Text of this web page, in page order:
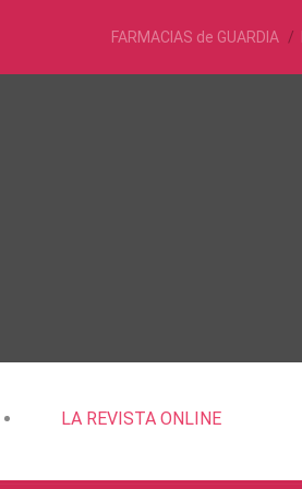
FARMACIAS de GUARDIA
LA REVISTA ONLINE